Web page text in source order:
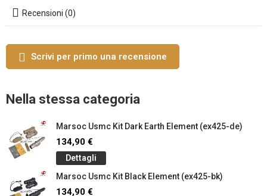
Recensioni (0)
Scrivi per primo una recensione
Nella stessa categoria
Marsoc Usmc Kit Dark Earth Element (ex425-de)
134,90 €
Dettagli
Marsoc Usmc Kit Black Element (ex425-bk)
134,90 €